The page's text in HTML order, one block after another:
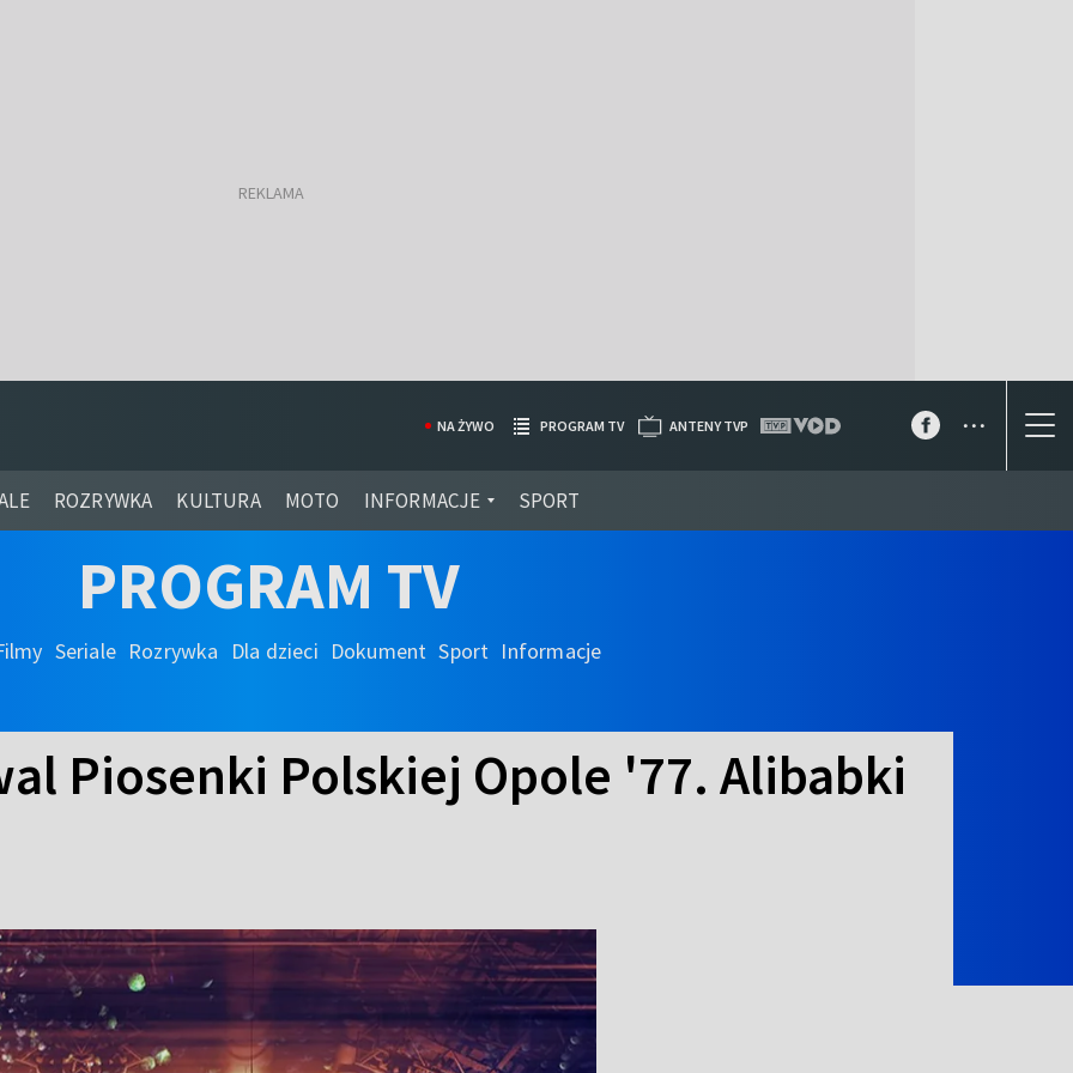
ROZRYWKA KULTURA MOTO INFORMACJE SPORT
NA ŻYWO PROGRAM TV ANTENY TVP ...
PROGRAM TV
Seriale Rozrywka Dla dzieci Dokument Sport Informacje
Piosenki Polskiej Opole '77. Alibabki